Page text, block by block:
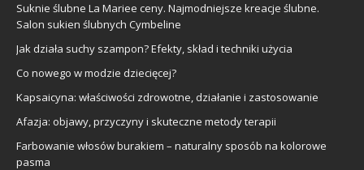
Suknie ślubne La Mariee ceny. Najmodniejsze kreacje ślubne.
Salon sukien ślubnych Cymbeline
Jak działa suchy szampon? Efekty, skład i techniki użycia
Co nowego w modzie dziecięcej?
Kapsaicyna: właściwości zdrowotne, działanie i zastosowanie
Afazja: objawy, przyczyny i skuteczne metody terapii
Farbowanie włosów burakiem – naturalny sposób na kolorowe
pasma